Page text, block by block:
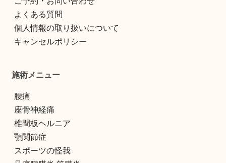
よくある質問
個人情報の取り扱いについて
キャンセルポリシー
施術メニュー
腰痛
座骨神経痛
椎間板ヘルニア
顎関節症
スポーツの怪我